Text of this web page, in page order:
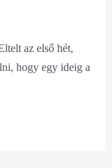
az első hét,
hogy egy ideig a